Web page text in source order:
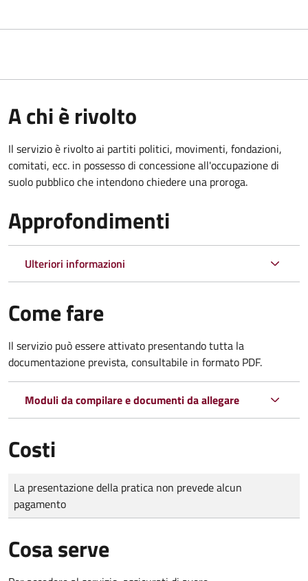
A chi è rivolto
Il servizio è rivolto ai partiti politici, movimenti, fondazioni,
comitati, ecc. in possesso di concessione all'occupazione di
suolo pubblico che intendono chiedere una proroga.
Approfondimenti
Ulteriori informazioni
Come fare
Il servizio può essere attivato presentando tutta la
documentazione prevista, consultabile in formato PDF.
Moduli da compilare e documenti da allegare
Costi
Tipo di pagamento
Importo
La presentazione della pratica non prevede alcun
pagamento
Cosa serve